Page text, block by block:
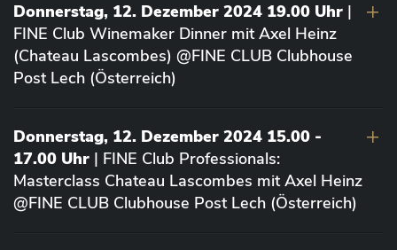
Donnerstag, 12. Dezember 2024 19.00 Uhr |
FINE Club Winemaker Dinner mit Axel Heinz
(Chateau Lascombes) @FINE CLUB Clubhouse
Post Lech (Österreich)
Donnerstag, 12. Dezember 2024 15.00 -
17.00 Uhr | FINE Club Professionals:
Masterclass Chateau Lascombes mit Axel Heinz
@FINE CLUB Clubhouse Post Lech (Österreich)